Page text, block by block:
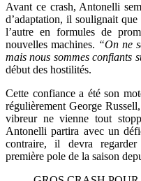
Avant ce crash, Antonelli
d’adaptation, il soulignait que
l’autre en formules de
nouvelles machines. “On ne
mais nous sommes confiants
début des hostilités.
Cette confiance a été son
régulièrement George
vibreur ne vienne tout
Antonelli partira avec un
contraire, il devra
première pole de la saison